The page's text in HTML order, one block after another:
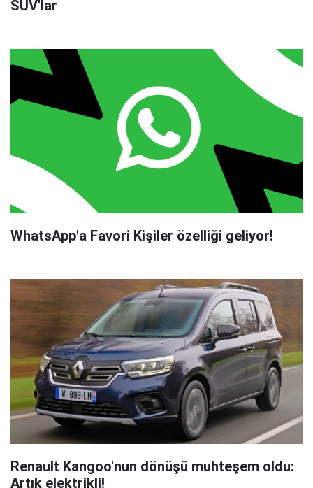
SUV'lar
WhatsApp'a Favori Kişiler özelliği geliyor!
Renault Kangoo'nun dönüşü muhteşem oldu:
Artık elektrikli!